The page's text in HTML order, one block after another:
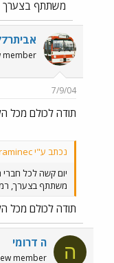
משתתף בצערך
אביתר777777777777777
member
7/9/04
תודה לכולם מכל
נכתב ע"י raminec:
יום קשה לכל חברי
משתתף בצערך,
תודה לכולם מכל
ה ה דרומי
member